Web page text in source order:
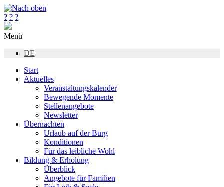
? ? ?
Menü
DE
Start
Aktuelles
Veranstaltungskalender
Bewegende Momente
Stellenangebote
Newsletter
Übernachten
Urlaub auf der Burg
Konditionen
Für das leibliche Wohl
Bildung & Erholung
Überblick
Angebote für Familien